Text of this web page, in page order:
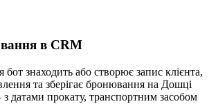
в CRM
бот знаходить або створює запис клієнта,
та зберігає бронювання на Дошці
датами прокату, транспортним засобом